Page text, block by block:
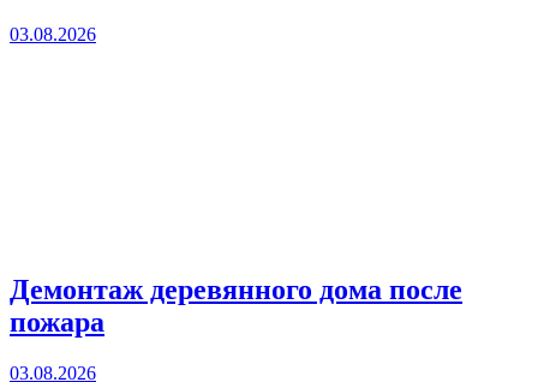
03.08.2026
Демонтаж деревянного дома после
пожара
03.08.2026